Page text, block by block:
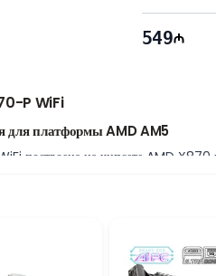
549
P WiFi
для платформы AMD AM5
построена на чипсете AMD X870
поддержкой до 256 ГБ
а два порта SATA обеспечивают